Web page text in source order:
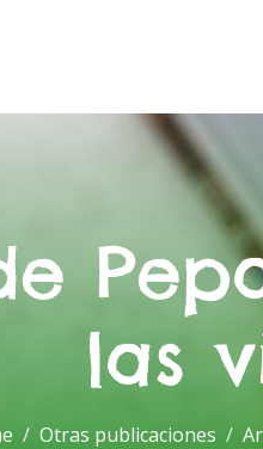
las
Otras publicaciones